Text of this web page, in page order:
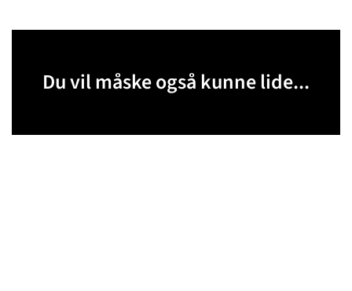
Du vil måske også kunne lide...